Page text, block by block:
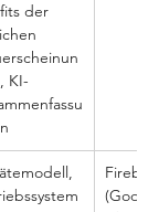
der
KI-
Firebase